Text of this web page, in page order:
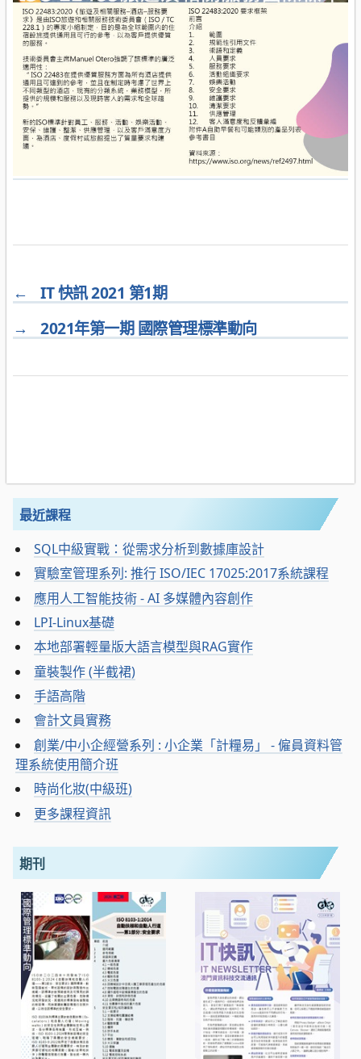
←
IT 快訊 2021 第1期
→
2021年第一期 國際管理標準動向
最近課程
SQL中級實戰：從需求分析到數據庫設計
實驗室管理系列: 推行 ISO/IEC 17025:2017系統課程
應用人工智能技術 - AI 多媒體內容創作
LPI-Linux基礎
本地部署輕量版大語言模型與RAG實作
童裝製作 (半截裙)
手語高階
會計文員實務
創業/中小企經營系列 : 小企業「計糧易」 - 僱員資料管
理系統使用簡介班
時尚化妝(中級班)
更多課程資訊
期刊